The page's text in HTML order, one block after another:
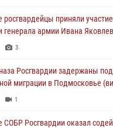
приняли
генерала армии Ивана
3
Росгвардии задержаны
миграции в Подмосковье
1
Росгвардии оказал